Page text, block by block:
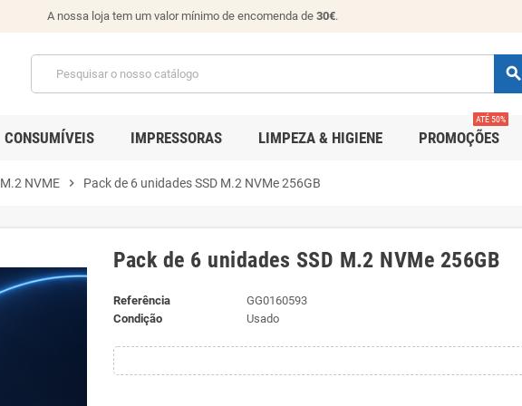
A nossa loja tem um valor mínimo de encomenda de 30€.
search
CONSUMÍVEIS IMPRESSORAS LIMPEZA & HIGIENE PROMOÇÕES
ATÉ 50%
M.2 NVME chevron_right Pack de 6 unidades SSD M.2 NVMe 256GB
Pack de 6 unidades SSD M.2 NVMe 256GB
Referência
GG0160593
Condição
Usado